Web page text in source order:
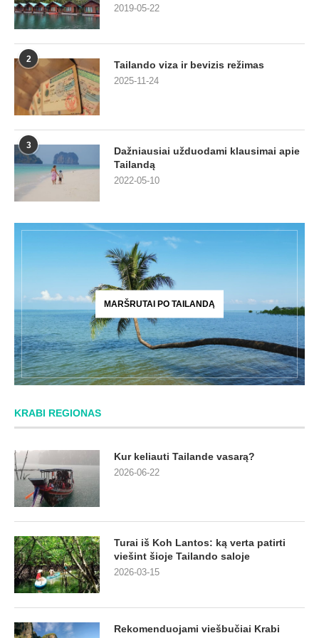
2019-05-22
2 Tailando viza ir bevizis režimas
2025-11-24
3
Dažniausiai užduodami klausimai apie
Tailandą
2022-05-10
MARŠRUTAI PO TAILANDĄ
KRABI REGIONAS
Kur keliauti Tailande vasarą?
2026-06-22
Turai iš Koh Lantos: ką verta patirti
viešint šioje Tailando saloje
2026-03-15
Rekomenduojami viešbučiai Krabi